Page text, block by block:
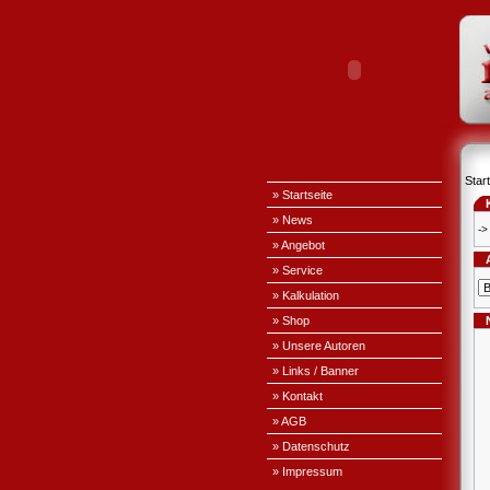
» Startseite
» News
» Angebot
» Service
» Kalkulation
» Shop
» Unsere Autoren
» Links / Banner
» Kontakt
» AGB
» Datenschutz
» Impressum
->